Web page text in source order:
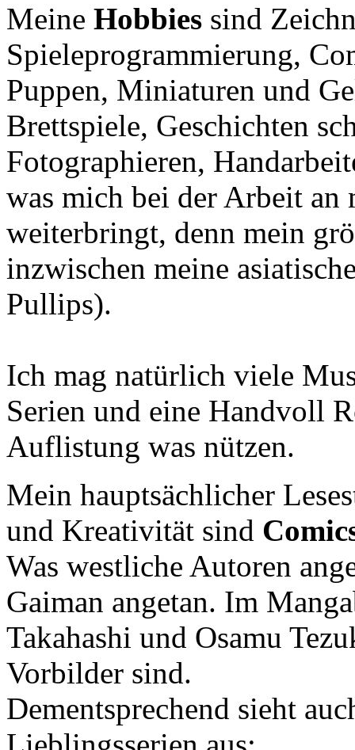
Meine Hobbies sind
Spieleprogrammierung,
Puppen, Miniaturen und
Brettspiele, Geschichten
Fotographieren,
was mich bei der Arbeit an
weiterbringt, denn mein
inzwischen meine
Pullips).
Ich mag natürlich viele
Serien und eine Handvoll
Auflistung was nützen.
Mein hauptsächlicher
und Kreativität sind
Was westliche Autoren
Gaiman angetan. Im
Takahashi und Osamu
Vorbilder sind.
Dementsprechend sieht